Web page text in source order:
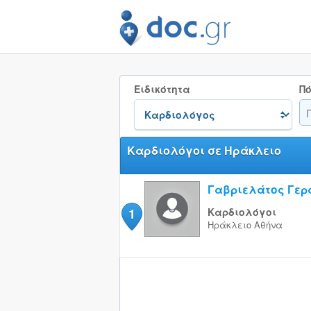
Ειδικότητα
Καρδιολόγοι σε Ηράκλειο
1
Γαβριελάτος
Καρδιολόγοι
Ηράκλειο Αθήνα